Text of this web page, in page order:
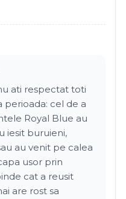
ati respectat toti
perioada: cel de a
Royal Blue au
iesit buruieni,
au venit pe calea
usor prin
cat a reusit
are rost sa